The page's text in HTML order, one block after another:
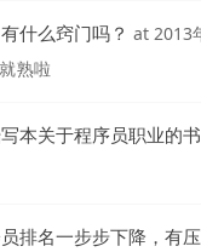
什么窍门吗？ at 2013
熟啦
本关于程序员职业的
排名一步步下降，有压